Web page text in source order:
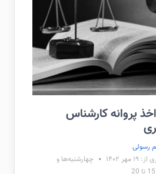
پروانه کارشناس
رسولی
۱۴۰۲
چهارشنبه‌ها و